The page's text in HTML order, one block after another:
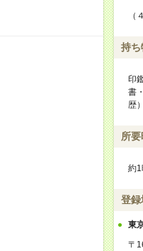
（
持ち
印
書
歴
所
約1
登録
東
〒